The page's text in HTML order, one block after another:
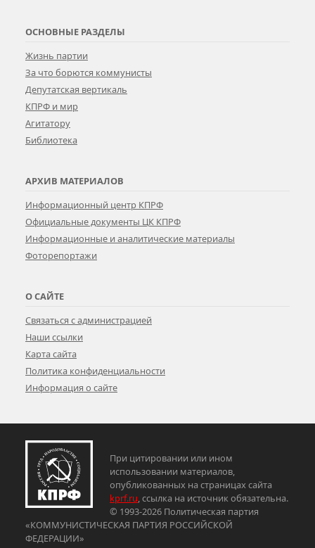
ОСНОВНЫЕ РАЗДЕЛЫ
Жизнь партии
За что борются коммунисты
Депутатская вертикаль
КПРФ и мир
Агитатору
Библиотека
АРХИВ МАТЕРИАЛОВ
Информационный центр КПРФ
Официальные документы ЦК КПРФ
Информационные и аналитические материалы
Фоторепортажи
О САЙТЕ
Связаться с администрацией
Наши ссылки
Карта сайта
Политика конфиденциальности
Информация о сайте
При цитировании или ином
использовании материалов,
опубликованных на страницах сайта
kprf.ru, ссылка на источник обязательна.
© 1993-2026 Политическая партия
«КОММУНИСТИЧЕСКАЯ ПАРТИЯ РОССИЙСКОЙ
ФЕДЕРАЦИИ»